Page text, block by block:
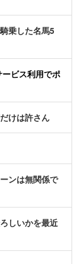
乗した名馬5
ービス利用でポ
けは許さん
ンは無関係で
しいかを最近